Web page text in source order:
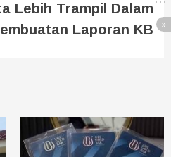
Lebih Trampil Dalam
Laporan KB